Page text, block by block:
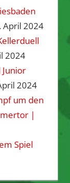
April 2024
2024
Junior
2024
um den
|
Spiel